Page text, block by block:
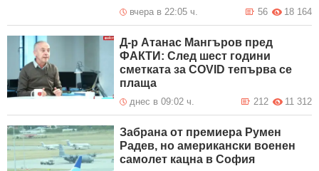
вчера в 22:05 ч. 18 164
56
Д-р Атанас Мангъров пред
ФАКТИ: След шест години
сметката за COVID тепърва се
плаща
днес в 09:02 ч. 11 312
212
Забрана от премиера Румен
Радев, но американски военен
самолет кацна в София